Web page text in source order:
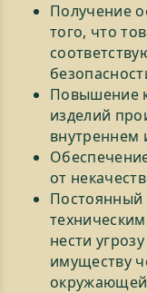
Получение
того, что
Повышение
изделий
внутреннем
от
Постоянный
нести
имуществу
окружающей